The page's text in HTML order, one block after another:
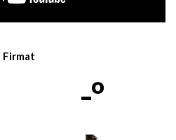
Firmat
-º